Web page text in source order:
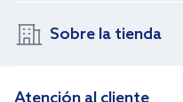
Sobre la tienda